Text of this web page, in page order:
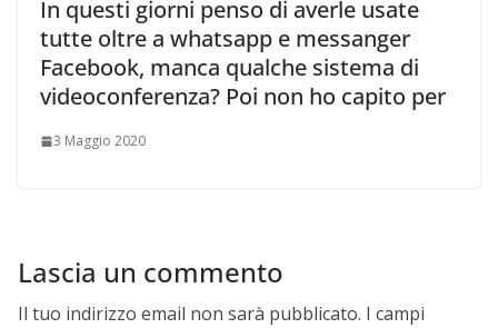
In questi giorni penso di averle usate
tutte oltre a whatsapp e messanger
Facebook, manca qualche sistema di
videoconferenza? Poi non ho capito per
3 Maggio 2020
Lascia un commento
Il tuo indirizzo email non sarà pubblicato. I campi